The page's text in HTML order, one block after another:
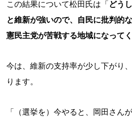
この結果について松田氏は「 どう
と維新が強いので、自民に批判的
憲民主党が苦戦する地域になって
今は、維新の支持率が少し下がり
ります。
「（選挙を）今やると、岡田さん